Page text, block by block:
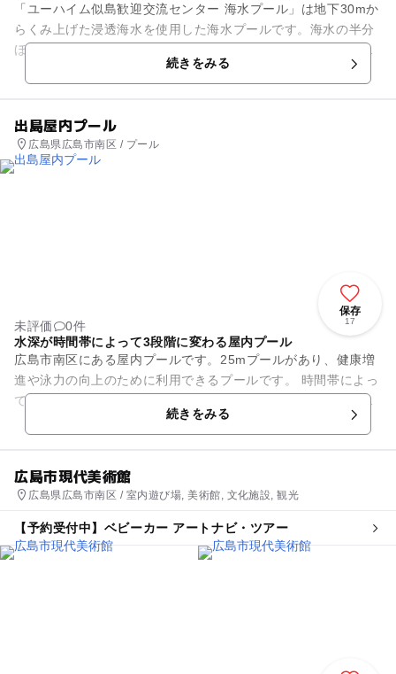
「ユーハイム似島歓迎交流センター 海水プール」は地下30mか
らくみ上げた浸透海水を使用した海水プールです。海水の半分
ほどの塩分が含まれているため、透明度が高く美しい水となっ
ています。この塩分濃度...続きをみる
出島屋内プール
広島県広島市南区 / プール
保存
17
未評価
0件
水深が時間帯によって3段階に変わる屋内プール
広島市南区にある屋内プールです。25mプールがあり、健康増
進や泳力の向上のために利用できるプールです。 時間帯によっ
てプールの水深を調節していて、小学生までの利用は基本的に
続きをみる
広島市現代美術館
広島県広島市南区 / 室内遊び場, 美術館, 文化施設, 観光
【予約受付中】ベビーカー アートナビ・ツアー